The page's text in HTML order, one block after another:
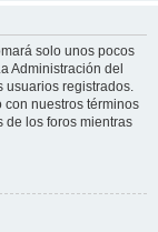
solo unos pocos
Administración del
registrados.
nuestros términos
de los foros mientras